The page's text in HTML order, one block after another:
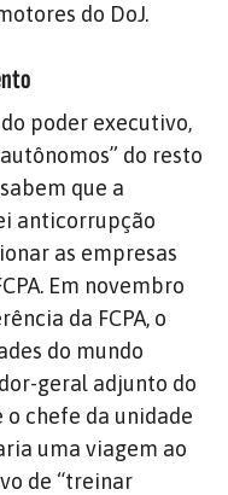
do DoJ.
poder executivo,
do resto
que a
anticorrupção
as empresas
Em novembro
da FCPA, o
do mundo
geral adjunto do
o chefe da unidade
uma viagem ao
de “treinar